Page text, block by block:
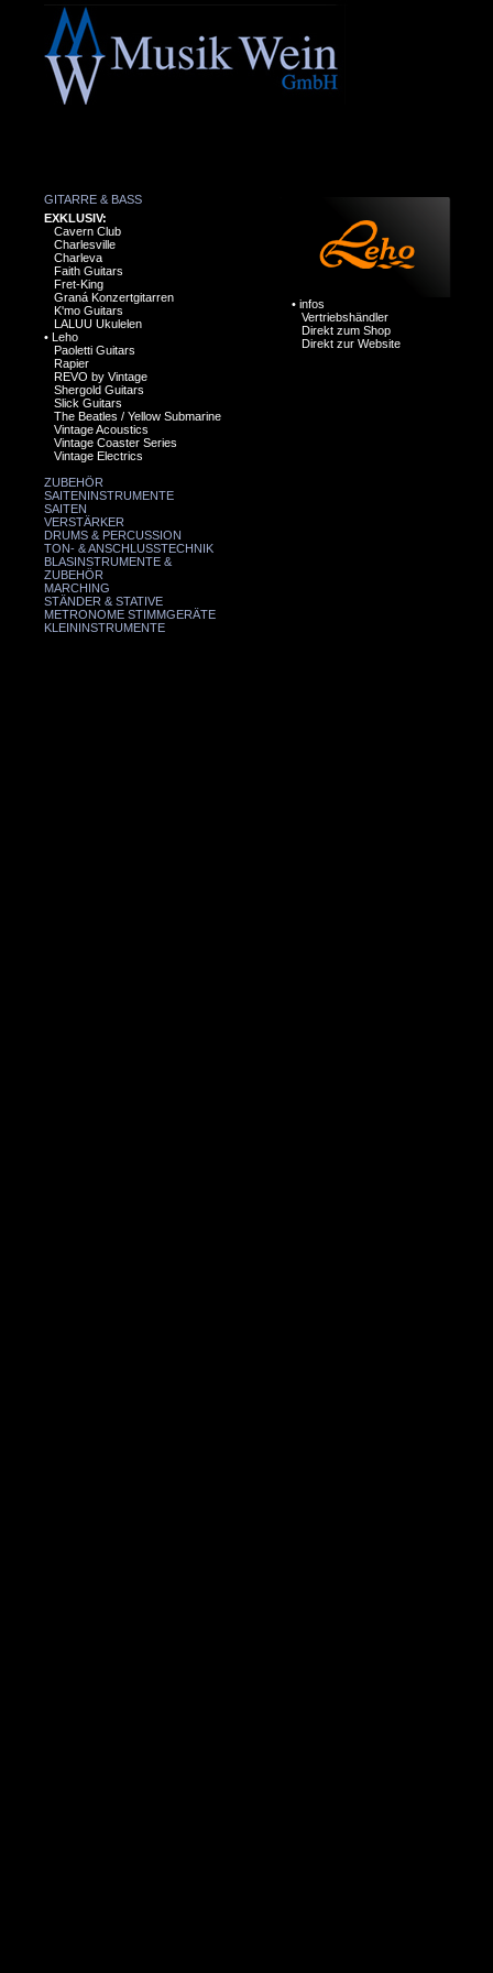
GITARRE & BASS
EXKLUSIV:
Cavern Club
Charlesville
Charleva
Faith Guitars
Fret-King
Graná Konzertgitarren
K'mo Guitars
LALUU Ukulelen
• Leho
Paoletti Guitars
Rapier
REVO by Vintage
Shergold Guitars
Slick Guitars
The Beatles / Yellow Submarine
Vintage Acoustics
Vintage Coaster Series
Vintage Electrics
ZUBEHÖR
SAITENINSTRUMENTE
SAITEN
VERSTÄRKER
DRUMS & PERCUSSION
TON- & ANSCHLUSSTECHNIK
BLASINSTRUMENTE &
ZUBEHÖR
MARCHING
STÄNDER & STATIVE
METRONOME STIMMGERÄTE
KLEININSTRUMENTE
• infos
Vertriebshändler
Direkt zum Shop
Direkt zur Website